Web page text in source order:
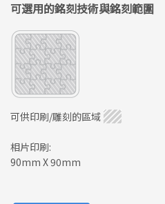
可選用的銘刻技術與銘刻範圍
可供印刷/雕刻的區域
相片印刷:
90mm X 90mm